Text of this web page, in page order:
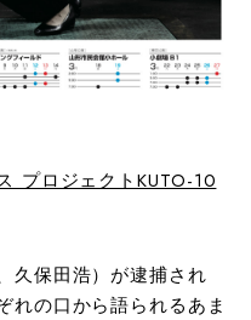
プロジェクトKUTO-10
久保田浩）が逮捕され
れの口から語られるあま